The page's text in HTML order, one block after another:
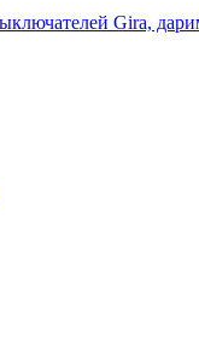
Gira,